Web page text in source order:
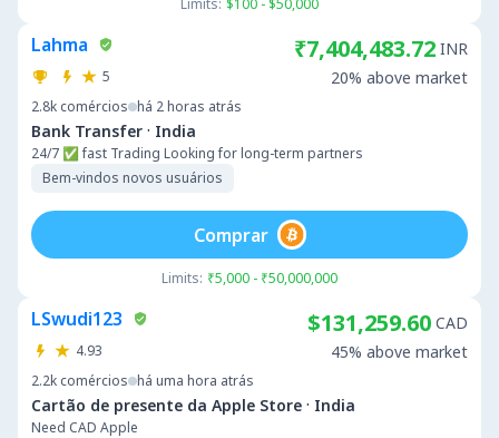
Limits: $100 - $50,000
Lahma
5
2.8k comércios há 2 horas atrás
Bank Transfer · India
24/7 ✅ fast Trading Looking for long-term partners
Bem-vindos novos usuários
₹7,404,483.72 INR
20% above market
Limits: ₹5,000 - ₹50,000,000
Comprar
LSwudi123
4.93
2.2k comércios há uma hora atrás
Cartão de presente da Apple Store · India
Need CAD Apple
$131,259.60 CAD
45% above market